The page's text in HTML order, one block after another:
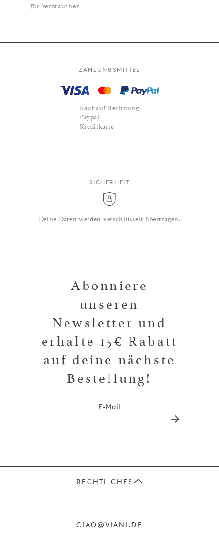
für Verbraucher
ZAHLUNGSMITTEL
Kauf auf Rechnung
Paypal
Kreditkarte
SICHERHEIT
Deine Daten werden verschlüsselt übertragen.
Abonniere
unseren
Newsletter und
erhalte 15€ Rabatt
auf deine nächste
Bestellung!
E-Mail
RECHTLICHES
CIAO@VIANI.DE